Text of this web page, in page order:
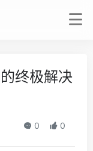
终极解决
0 0